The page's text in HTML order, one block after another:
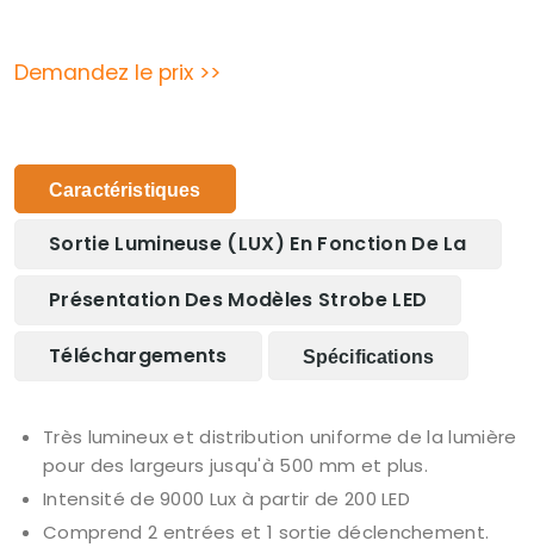
Demandez le prix >>
Caractéristiques
Sortie Lumineuse (LUX) En Fonction De La
Présentation Des Modèles Strobe LED
Téléchargements Spécifications
Très lumineux et distribution uniforme de la lumière
pour des largeurs jusqu'à 500 mm et plus.
Intensité de 9000 Lux à partir de 200 LED
Comprend 2 entrées et 1 sortie déclenchement.